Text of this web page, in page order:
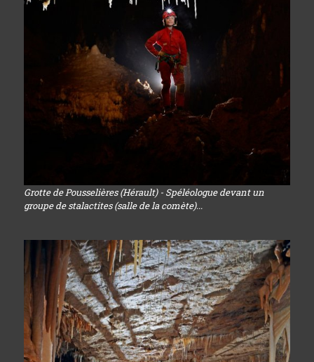
Grotte de Pousselières (Hérault) - Spéléologue devant un
groupe de stalactites (salle de la comète)...